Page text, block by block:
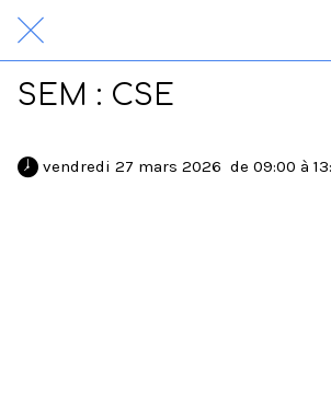
SEM : CSE
vendredi 27 mars 2026  de 09:00 à